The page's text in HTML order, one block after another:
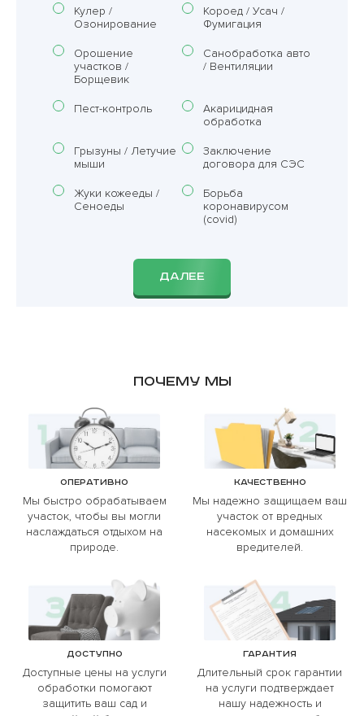
Кулер /
Озонирование
Короед / Усач /
Фумигация
Орошение
участков /
Борщевик
Санобработка авто
/ Вентиляции
Пест-контроль
Акарицидная
обработка
Грызуны / Летучие
мыши
Заключение
договора для СЭС
Жуки кожееды /
Сеноеды
Борьба
коронавирусом
(covid)
ДАЛЕЕ
Почему мы
Оперативно
Мы быстро обрабатываем
участок, чтобы вы могли
наслаждаться отдыхом на
природе.
Качественно
Мы надежно защищаем ваш
участок от вредных
насекомых и домашних
вредителей.
Доступно
Доступные цены на услуги
обработки помогают
защитить ваш сад и
Гарантия
Длительный срок гарантии
на услуги подтверждает
нашу надежность и